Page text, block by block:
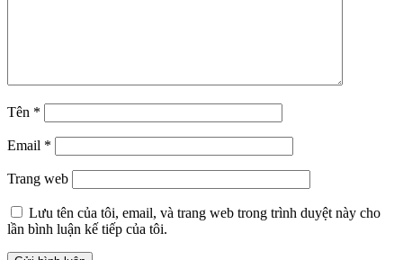
Tên *
Email *
Trang web
Lưu tên của tôi, email, và trang web trong trình duyệt này cho
lần bình luận kế tiếp của tôi.